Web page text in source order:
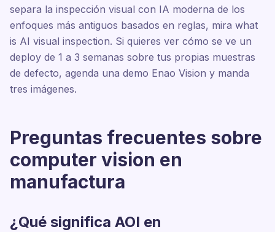
separa la inspección visual con IA moderna de los
enfoques más antiguos basados en reglas, mira what
is AI visual inspection. Si quieres ver cómo se ve un
deploy de 1 a 3 semanas sobre tus propias muestras
de defecto, agenda una demo Enao Vision y manda
tres imágenes.
Preguntas frecuentes sobre
computer vision en
manufactura
¿Qué significa AOI en